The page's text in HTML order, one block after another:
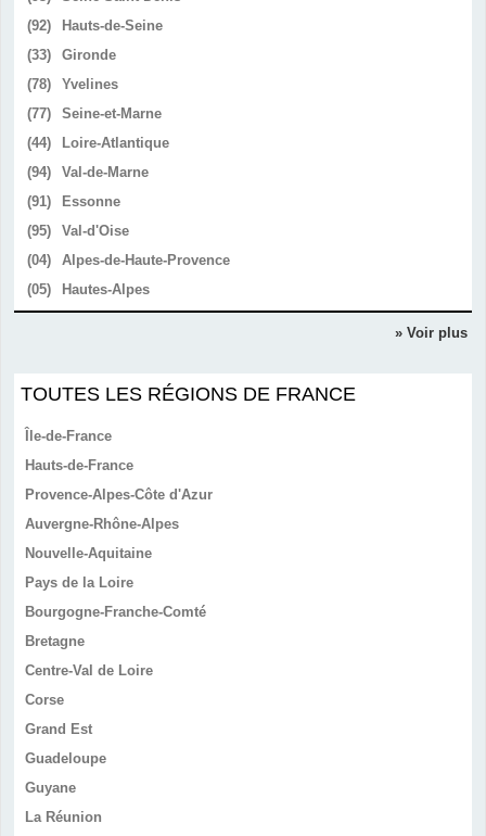
(92)
Hauts-de-Seine
(33)
Gironde
(78)
Yvelines
(77)
Seine-et-Marne
(44)
Loire-Atlantique
(94)
Val-de-Marne
(91)
Essonne
(95)
Val-d'Oise
(04)
Alpes-de-Haute-Provence
(05)
Hautes-Alpes
» Voir plus
TOUTES LES RÉGIONS DE FRANCE
Île-de-France
Hauts-de-France
Provence-Alpes-Côte d'Azur
Auvergne-Rhône-Alpes
Nouvelle-Aquitaine
Pays de la Loire
Bourgogne-Franche-Comté
Bretagne
Centre-Val de Loire
Corse
Grand Est
Guadeloupe
Guyane
La Réunion